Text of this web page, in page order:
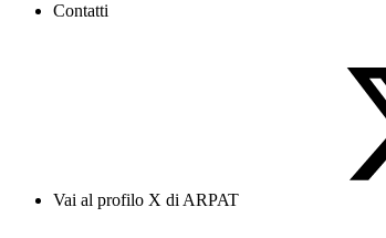
Contatti
Vai al profilo X di ARPAT